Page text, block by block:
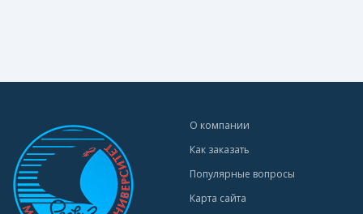
О компании
Как заказать
Популярные вопросы
Карта сайта